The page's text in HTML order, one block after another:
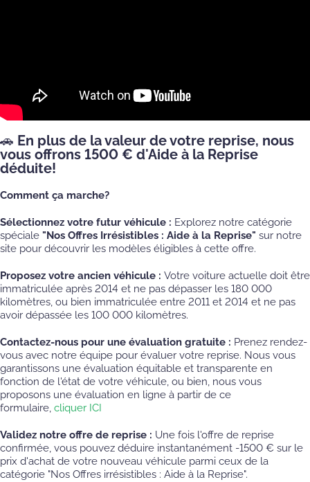
🚗 En plus de la valeur de votre reprise, nous
vous offrons 1500 € d'Aide à la Reprise
déduite!
Comment ça marche?
Sélectionnez votre futur véhicule : Explorez notre catégorie
spéciale "Nos Offres Irrésistibles : Aide à la Reprise" sur notre
site pour découvrir les modèles éligibles à cette offre.
Proposez votre ancien véhicule : Votre voiture actuelle doit être
immatriculée après 2014 et ne pas dépasser les 180 000
kilomètres, ou bien immatriculée entre 2011 et 2014 et ne pas
avoir dépassée les 100 000 kilomètres.
Contactez-nous pour une évaluation gratuite : Prenez rendez-
vous avec notre équipe pour évaluer votre reprise. Nous vous
garantissons une évaluation équitable et transparente en
fonction de l'état de votre véhicule, ou bien, nous vous
proposons une évaluation en ligne à partir de ce
formulaire, cliquer ICI
Validez notre offre de reprise : Une fois l'offre de reprise
confirmée, vous pouvez déduire instantanément -1500 € sur le
prix d'achat de votre nouveau véhicule parmi ceux de la
catégorie "Nos Offres irrésistibles : Aide à la Reprise".